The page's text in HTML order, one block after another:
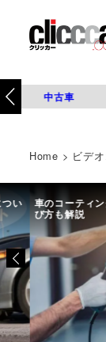
中古車
Home > ビデ
い 車のコーティ
び方も解説